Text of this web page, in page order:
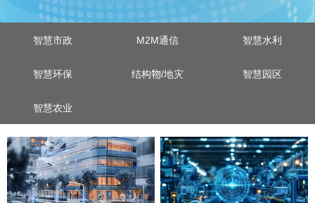
智慧市政 M2M通信 智慧水利
智慧环保 结构物/地灾 智慧园区
智慧农业